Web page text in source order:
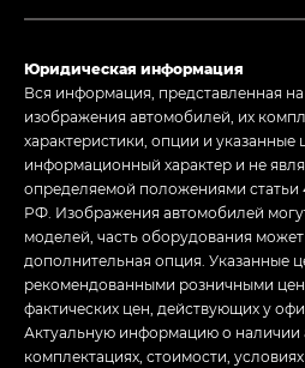
Юридическая информация
Вся информация, представленная
изображения автомобилей, их
характеристики, опции и
информационный характер и не
определяемой положениями статьи
РФ. Изображения автомобилей
моделей, часть оборудования
дополнительная опция. Указанные
рекомендованными розничными
фактических цен, действующих у
Актуальную информацию о наличии
комплектациях, стоимости,